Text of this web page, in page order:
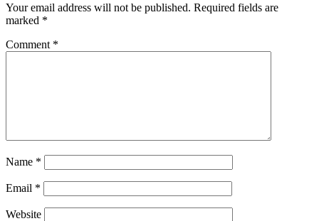
Your email address will not be published. Required fields are
marked *
Comment *
Name *
Email *
Website